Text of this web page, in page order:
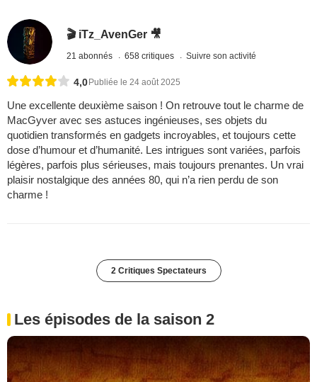
🎬 iTz_AvenGer 🎥
21 abonnés 658 critiques Suivre son activité
4,0Publiée le 24 août 2025
Une excellente deuxième saison ! On retrouve tout le charme de
MacGyver avec ses astuces ingénieuses, ses objets du
quotidien transformés en gadgets incroyables, et toujours cette
dose d’humour et d’humanité. Les intrigues sont variées, parfois
légères, parfois plus sérieuses, mais toujours prenantes. Un vrai
plaisir nostalgique des années 80, qui n’a rien perdu de son
charme !
2 Critiques Spectateurs
Les épisodes de la saison 2